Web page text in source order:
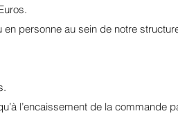
personne au sein de notre
l’encaissement de la commande